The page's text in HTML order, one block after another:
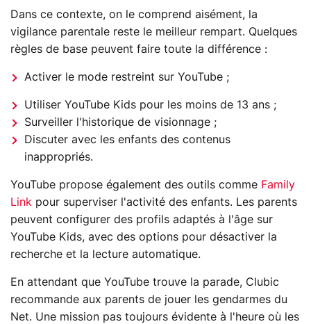
Dans ce contexte, on le comprend aisément, la
vigilance parentale reste le meilleur rempart. Quelques
règles de base peuvent faire toute la différence :
Activer le mode restreint sur YouTube ;
Utiliser YouTube Kids pour les moins de 13 ans ;
Surveiller l'historique de visionnage ;
Discuter avec les enfants des contenus
inappropriés.
YouTube propose également des outils comme Family
Link pour superviser l'activité des enfants. Les parents
peuvent configurer des profils adaptés à l'âge sur
YouTube Kids, avec des options pour désactiver la
recherche et la lecture automatique.
En attendant que YouTube trouve la parade, Clubic
recommande aux parents de jouer les gendarmes du
Net. Une mission pas toujours évidente à l'heure où les